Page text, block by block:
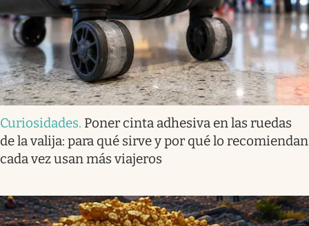
Curiosidades. Poner cinta adhesiva en las ruedas
de la valija: para qué sirve y por qué lo recomiendan
cada vez usan más viajeros